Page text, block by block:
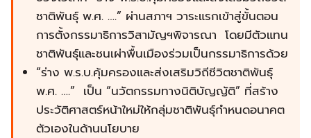
ชาติพันธุ์ พ.ศ. ….” ผ่านสภาฯ วาระแรกเข้าสู่ขั้นตอน
การตั้งกรรมาธิการวิสามัญฯพิจารณา โดยมีตัวแทน
ชาติพันธุ์และชนเผ่าพื้นเมืองร่วมเป็นกรรมาธิการด้วย
“ร่าง พ.ร.บ.คุ้มครองและส่งเสริมวิถีชีวิตชาติพันธุ์
พ.ศ. ….” เป็น “นวัตกรรมทางนิติบัญญัติ” ที่สร้าง
ประวัติศาสตร์หน้าใหม่ให้กลุ่มชาติพันธ์ุกำหนดอนาคต
ตัวเองในด้านนโยบาย